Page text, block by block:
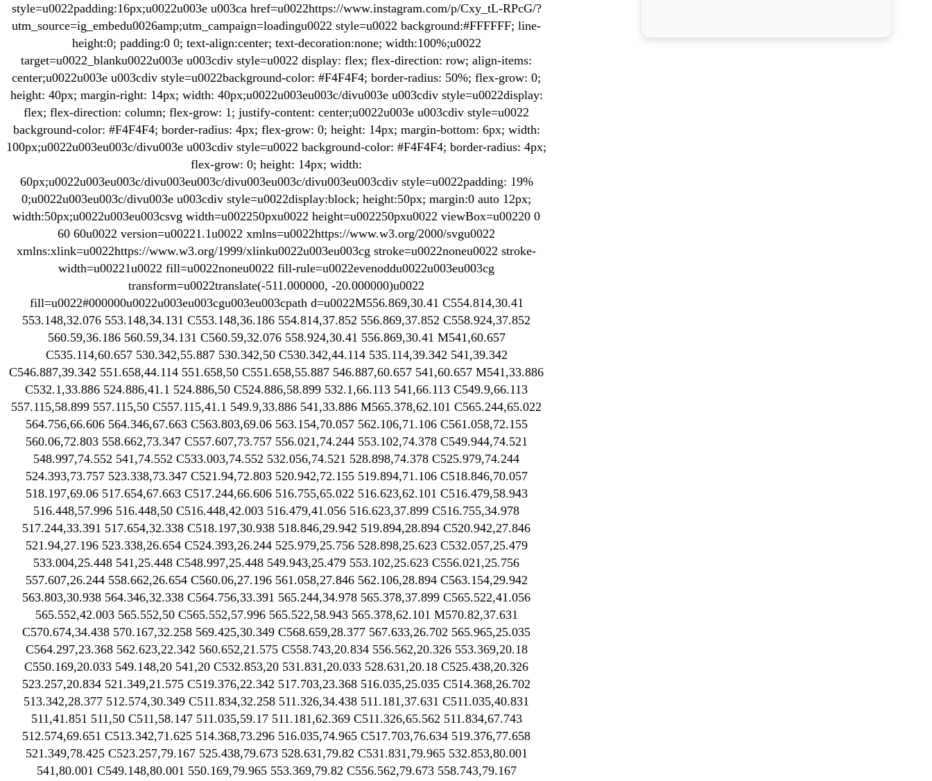
style=u0022padding:16px;u0022u003e u003ca href=u0022https://www.instagram.com/p/Cxy_tL-RPcG/?
utm_source=ig_embedu0026amp;utm_campaign=loadingu0022 style=u0022 background:#FFFFFF; line-
height:0; padding:0 0; text-align:center; text-decoration:none; width:100%;u0022
target=u0022_blanku0022u003e u003cdiv style=u0022 display: flex; flex-direction: row; align-items:
center;u0022u003e u003cdiv style=u0022background-color: #F4F4F4; border-radius: 50%; flex-grow: 0;
height: 40px; margin-right: 14px; width: 40px;u0022u003eu003c/divu003e u003cdiv style=u0022display:
flex; flex-direction: column; flex-grow: 1; justify-content: center;u0022u003e u003cdiv style=u0022
background-color: #F4F4F4; border-radius: 4px; flex-grow: 0; height: 14px; margin-bottom: 6px; width:
100px;u0022u003eu003c/divu003e u003cdiv style=u0022 background-color: #F4F4F4; border-radius: 4px;
flex-grow: 0; height: 14px; width:
60px;u0022u003eu003c/divu003eu003c/divu003eu003c/divu003eu003cdiv style=u0022padding: 19%
0;u0022u003eu003c/divu003e u003cdiv style=u0022display:block; height:50px; margin:0 auto 12px;
width:50px;u0022u003eu003csvg width=u002250pxu0022 height=u002250pxu0022 viewBox=u00220 0
60 60u0022 version=u00221.1u0022 xmlns=u0022https://www.w3.org/2000/svgu0022
xmlns:xlink=u0022https://www.w3.org/1999/xlinku0022u003eu003cg stroke=u0022noneu0022 stroke-
width=u00221u0022 fill=u0022noneu0022 fill-rule=u0022evenoddu0022u003eu003cg
transform=u0022translate(-511.000000, -20.000000)u0022
fill=u0022#000000u0022u003eu003cgu003eu003cpath d=u0022M556.869,30.41 C554.814,30.41
553.148,32.076 553.148,34.131 C553.148,36.186 554.814,37.852 556.869,37.852 C558.924,37.852
560.59,36.186 560.59,34.131 C560.59,32.076 558.924,30.41 556.869,30.41 M541,60.657
C535.114,60.657 530.342,55.887 530.342,50 C530.342,44.114 535.114,39.342 541,39.342
C546.887,39.342 551.658,44.114 551.658,50 C551.658,55.887 546.887,60.657 541,60.657 M541,33.886
C532.1,33.886 524.886,41.1 524.886,50 C524.886,58.899 532.1,66.113 541,66.113 C549.9,66.113
557.115,58.899 557.115,50 C557.115,41.1 549.9,33.886 541,33.886 M565.378,62.101 C565.244,65.022
564.756,66.606 564.346,67.663 C563.803,69.06 563.154,70.057 562.106,71.106 C561.058,72.155
560.06,72.803 558.662,73.347 C557.607,73.757 556.021,74.244 553.102,74.378 C549.944,74.521
548.997,74.552 541,74.552 C533.003,74.552 532.056,74.521 528.898,74.378 C525.979,74.244
524.393,73.757 523.338,73.347 C521.94,72.803 520.942,72.155 519.894,71.106 C518.846,70.057
518.197,69.06 517.654,67.663 C517.244,66.606 516.755,65.022 516.623,62.101 C516.479,58.943
516.448,57.996 516.448,50 C516.448,42.003 516.479,41.056 516.623,37.899 C516.755,34.978
517.244,33.391 517.654,32.338 C518.197,30.938 518.846,29.942 519.894,28.894 C520.942,27.846
521.94,27.196 523.338,26.654 C524.393,26.244 525.979,25.756 528.898,25.623 C532.057,25.479
533.004,25.448 541,25.448 C548.997,25.448 549.943,25.479 553.102,25.623 C556.021,25.756
557.607,26.244 558.662,26.654 C560.06,27.196 561.058,27.846 562.106,28.894 C563.154,29.942
563.803,30.938 564.346,32.338 C564.756,33.391 565.244,34.978 565.378,37.899 C565.522,41.056
565.552,42.003 565.552,50 C565.552,57.996 565.522,58.943 565.378,62.101 M570.82,37.631
C570.674,34.438 570.167,32.258 569.425,30.349 C568.659,28.377 567.633,26.702 565.965,25.035
C564.297,23.368 562.623,22.342 560.652,21.575 C558.743,20.834 556.562,20.326 553.369,20.18
C550.169,20.033 549.148,20 541,20 C532.853,20 531.831,20.033 528.631,20.18 C525.438,20.326
523.257,20.834 521.349,21.575 C519.376,22.342 517.703,23.368 516.035,25.035 C514.368,26.702
513.342,28.377 512.574,30.349 C511.834,32.258 511.326,34.438 511.181,37.631 C511.035,40.831
511,41.851 511,50 C511,58.147 511.035,59.17 511.181,62.369 C511.326,65.562 511.834,67.743
512.574,69.651 C513.342,71.625 514.368,73.296 516.035,74.965 C517.703,76.634 519.376,77.658
521.349,78.425 C523.257,79.167 525.438,79.673 528.631,79.82 C531.831,79.965 532.853,80.001
541,80.001 C549.148,80.001 550.169,79.965 553.369,79.82 C556.562,79.673 558.743,79.167